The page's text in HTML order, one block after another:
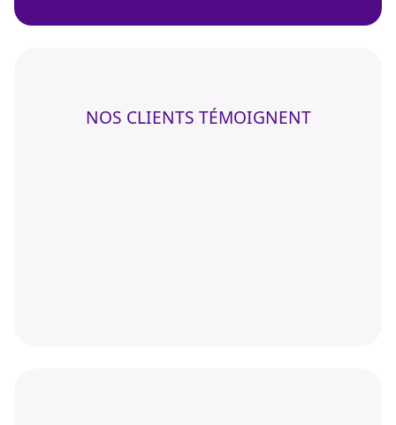
NOS CLIENTS TÉMOIGNENT